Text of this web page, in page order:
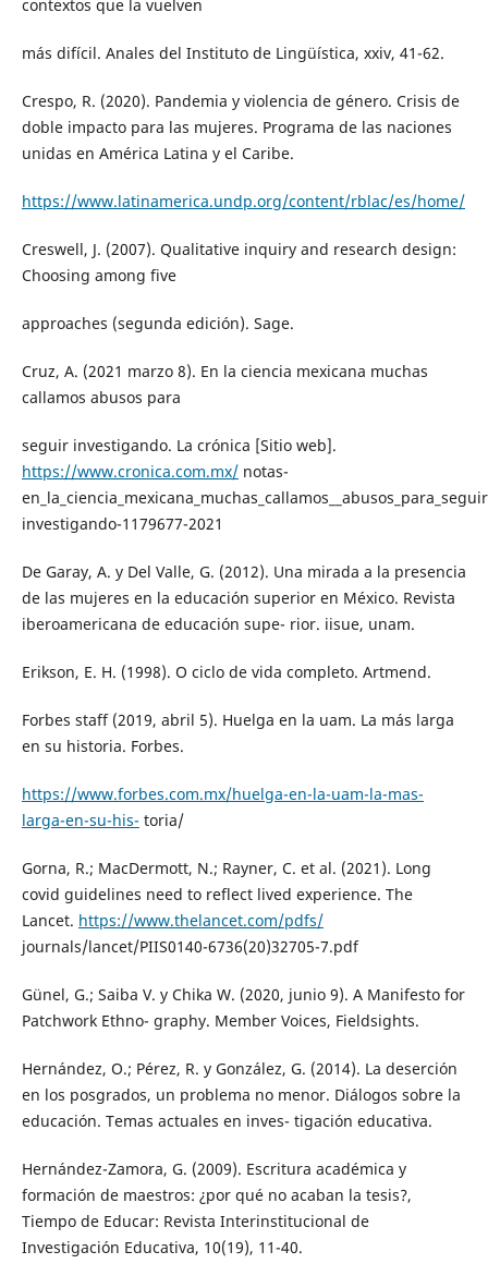
contextos que la vuelven
más difícil. Anales del Instituto de Lingüística, xxiv, 41-62.
Crespo, R. (2020). Pandemia y violencia de género. Crisis de
doble impacto para las mujeres. Programa de las naciones
unidas en América Latina y el Caribe.
https://www.latinamerica.undp.org/content/rblac/es/home/
Creswell, J. (2007). Qualitative inquiry and research design:
Choosing among five
approaches (segunda edición). Sage.
Cruz, A. (2021 marzo 8). En la ciencia mexicana muchas
callamos abusos para
seguir investigando. La crónica [Sitio web].
https://www.cronica.com.mx/notas-
investigando-1179677-2021
De Garay, A. y Del Valle, G. (2012). Una mirada a la presencia
de las mujeres en la educación superior en México. Revista
iberoamericana de educación supe- rior. iisue, unam.
Erikson, E. H. (1998). O ciclo de vida completo. Artmend.
Forbes staff (2019, abril 5). Huelga en la uam. La más larga
en su historia. Forbes.
https://www.forbes.com.mx/huelga-en-la-uam-la-mas-
larga-en-su-his- toria/
Gorna, R.; MacDermott, N.; Rayner, C. et al. (2021). Long
covid guidelines need to reflect lived experience. The
Lancet. https://www.thelancet.com/pdfs/
journals/lancet/PIIS0140-6736(20)32705-7.pdf
Günel, G.; Saiba V. y Chika W. (2020, junio 9). A Manifesto for
Patchwork Ethno- graphy. Member Voices, Fieldsights.
Hernández, O.; Pérez, R. y González, G. (2014). La deserción
en los posgrados, un problema no menor. Diálogos sobre la
educación. Temas actuales en inves- tigación educativa.
Hernández-Zamora, G. (2009). Escritura académica y
formación de maestros: ¿por qué no acaban la tesis?,
Tiempo de Educar: Revista Interinstitucional de
Investigación Educativa, 10(19), 11-40.